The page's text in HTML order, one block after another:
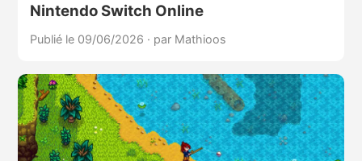
Nintendo Switch Online
Publié le 09/06/2026 · par Mathioos